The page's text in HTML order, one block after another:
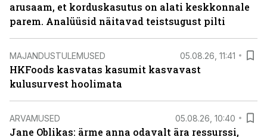
arusaam, et korduskasutus on alati keskkonnale
parem. Analüüsid näitavad teistsugust pilti
MAJANDUSTULEMUSED 05.08.26, 11:41
HKFoods kasvatas kasumit kasvavast
kulusurvest hoolimata
ARVAMUSED 05.08.26, 10:40
Jane Oblikas: ärme anna odavalt ära ressurssi,